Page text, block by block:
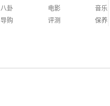
八卦 电影
音乐
导购 评测
保养